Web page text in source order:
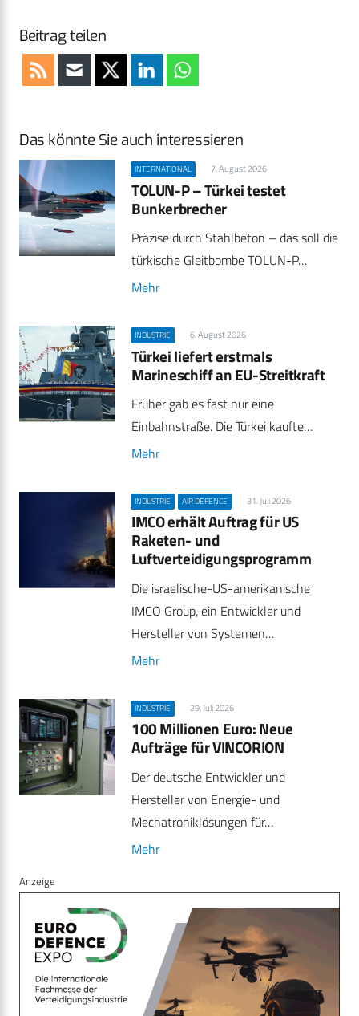
Beitrag teilen
Das könnte Sie auch interessieren
INTERNATIONAL 7. August 2026
TOLUN-P – Türkei testet
Bunkerbrecher
Präzise durch Stahlbeton – das soll die
türkische Gleitbombe TOLUN-P…
Mehr
INDUSTRIE 6. August 2026
Türkei liefert erstmals
Marineschiff an EU-Streitkraft
Früher gab es fast nur eine
Einbahnstraße. Die Türkei kaufte…
Mehr
INDUSTRIE AIR DEFENCE 31. Juli 2026
IMCO erhält Auftrag für US
Raketen- und
Luftverteidigungsprogramm
Die israelische-US-amerikanische
IMCO Group, ein Entwickler und
Hersteller von Systemen…
Mehr
INDUSTRIE 29. Juli 2026
100 Millionen Euro: Neue
Aufträge für VINCORION
Der deutsche Entwickler und
Hersteller von Energie- und
Mechatroniklösungen für…
Mehr
Anzeige